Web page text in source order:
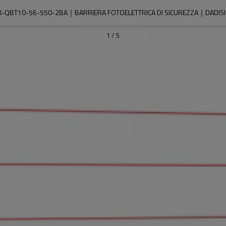
QBT10-56-550-2BA｜BARRIERA FOTOELETTRICA DI SICUREZZA｜
1 / 5